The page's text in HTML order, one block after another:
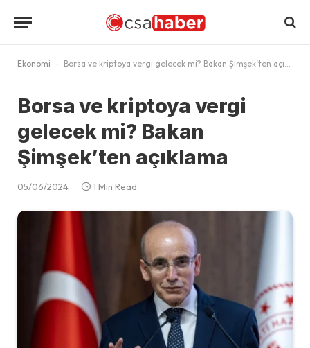
Ekonomi - Borsa ve kriptoya vergi gelecek mi? Bakan Şimşek’ten açıklama
Borsa ve kriptoya vergi
gelecek mi? Bakan
Şimşek’ten açıklama
05/06/2024 1 Min Read